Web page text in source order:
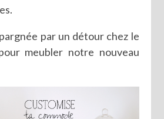
par un détour chez le
meubler notre nouveau